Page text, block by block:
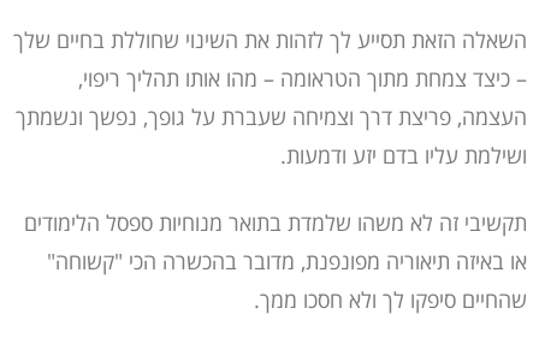
השאלה הזאת תסייע לך לזהות את השינוי שחוללת בחיים שלך
– כיצד צמחת מתוך הטראומה – מהו אותו תהליך ריפוי,
העצמה, פריצת דרך וצמיחה שעברת על גופך, נפשך ונשמתך
ושילמת עליו בדם יזע ודמעות.
תקשיבי זה לא משהו שלמדת בתואר מנוחיות ספסל הלימודים
או באיזה תיאוריה מפונפנת, מדובר בהכשרה הכי "קשוחה"
שהחיים סיפקו לך ולא חסכו ממך.